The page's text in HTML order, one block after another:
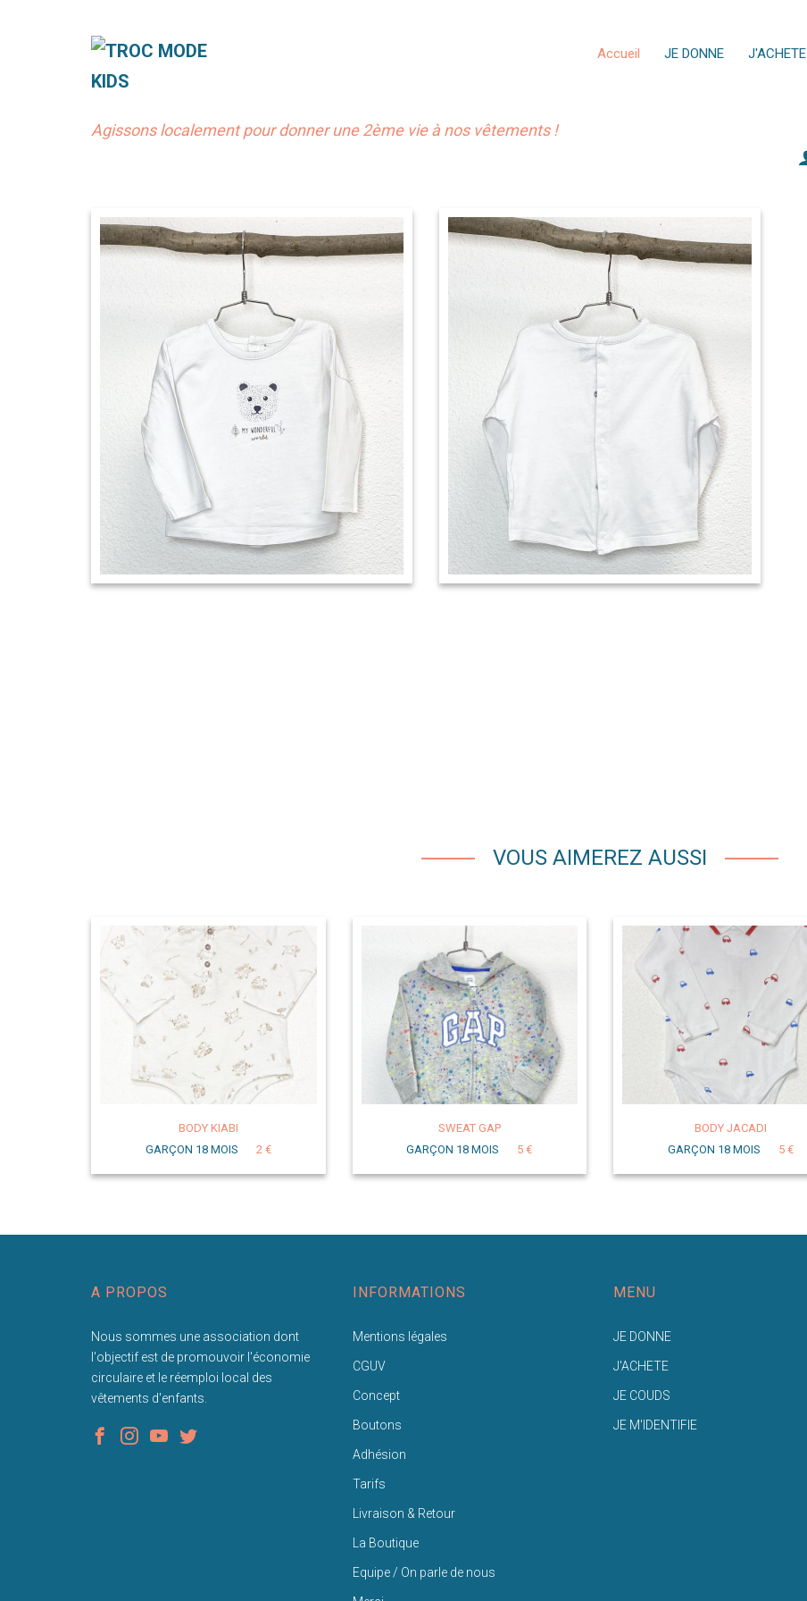
Accueil JE DONNE J'ACHETE
Agissons localement pour donner une 2ème vie à nos vêtements !
VOUS AIMEREZ AUSSI
BODY KIABI
GARÇON 18 MOIS
2 €
SWEAT GAP
GARÇON 18 MOIS
5 €
BODY JACADI
GARÇON 18 MOIS
5 €
A PROPOS
Nous sommes une association dont
l'objectif est de promouvoir l'économie
circulaire et le réemploi local des
vêtements d'enfants.
INFORMATIONS
Mentions légales
CGUV
Concept
Boutons
Adhésion
Tarifs
Livraison & Retour
La Boutique
Equipe / On parle de nous
MENU
JE DONNE
J'ACHETE
JE COUDS
JE M'IDENTIFIE